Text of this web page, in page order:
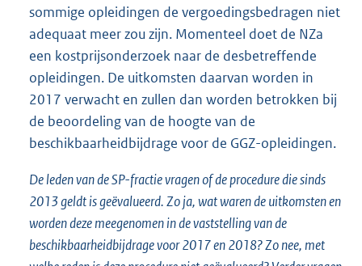
sommige opleidingen de vergoedingsbedragen niet
adequaat meer zou zijn. Momenteel doet de NZa
een kostprijsonderzoek naar de desbetreffende
opleidingen. De uitkomsten daarvan worden in
2017 verwacht en zullen dan worden betrokken bij
de beoordeling van de hoogte van de
beschikbaarheidbijdrage voor de GGZ-opleidingen.
De leden van de SP-fractie vragen of de procedure die sinds
2013 geldt is geëvalueerd. Zo ja, wat waren de uitkomsten en
worden deze meegenomen in de vaststelling van de
beschikbaarheidbijdrage voor 2017 en 2018? Zo nee, met